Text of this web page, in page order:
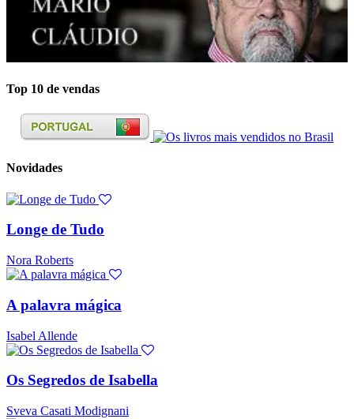
Top 10 de vendas
Novidades
Longe de Tudo
Nora Roberts
A palavra mágica
Isabel Allende
Os Segredos de Isabella
Sveva Casati Modignani